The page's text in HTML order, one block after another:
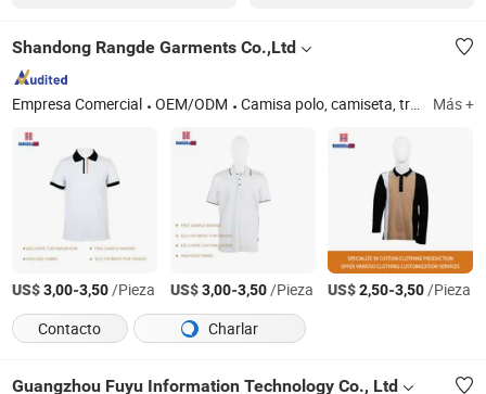
Shandong Rangde Garments Co.,Ltd
Empresa Comercial OEM/ODM Camisa polo, camiseta, traje de arrastre para bebés, ropa infantil, pantalones, ropa casual, ropa deportiva, uniforme escolar, ropa hecha a medida, sudadera Más +
US$3,00-3,50/Pieza US$3,00-3,50/Pieza US$2,50-3,50/Pieza
Contacto
Charlar
Guangzhou Fuyu Information Technology Co., Ltd